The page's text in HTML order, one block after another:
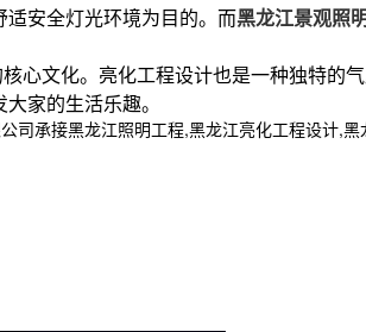
安全灯光环境为目的。而黑龙江景观照
心文化。亮化工程设计也是一种独特的
家的生活乐趣。
承接黑龙江照明工程,黑龙江亮化工程设计,